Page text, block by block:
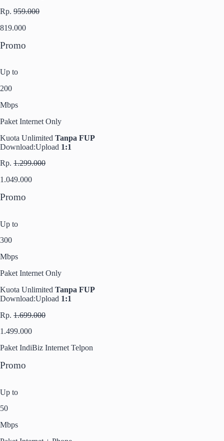
Rp. 959.000
819.000
Promo
Up to
200
Mbps
Paket Internet Only
Kuota Unlimited Tanpa FUP
Download:Upload 1:1
Rp. 1.299.000
1.049.000
Promo
Up to
300
Mbps
Paket Internet Only
Kuota Unlimited Tanpa FUP
Download:Upload 1:1
Rp. 1.699.000
1.499.000
Paket IndiBiz Internet Telpon
Promo
Up to
50
Mbps